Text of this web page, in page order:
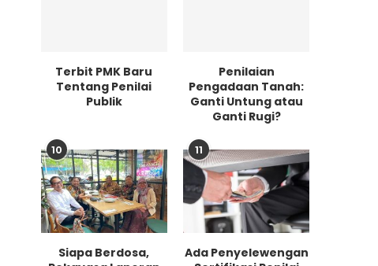
Terbit PMK Baru
Tentang Penilai
Publik
Penilaian
Pengadaan Tanah:
Ganti Untung atau
Ganti Rugi?
10
Siapa Berdosa,
11
Ada Penyelewengan